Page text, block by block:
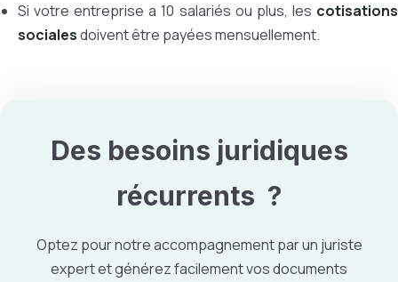
Si votre entreprise a 10 salariés ou plus, les cotisations
socialesdoivent être payées mensuellement.
Des besoins juridiques
récurrents ?
Optez pour notre accompagnement par un juriste
expert et générez facilement vos documents